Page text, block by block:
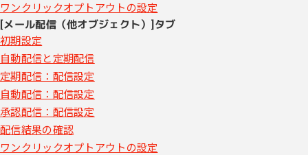
ワンクリックオプトアウトの設定
[メール配信（他オブジェクト）]タブ
初期設定
自動配信と定期配信
定期配信：配信設定
自動配信：配信設定
承認配信：配信設定
配信結果の確認
ワンクリックオプトアウトの設定